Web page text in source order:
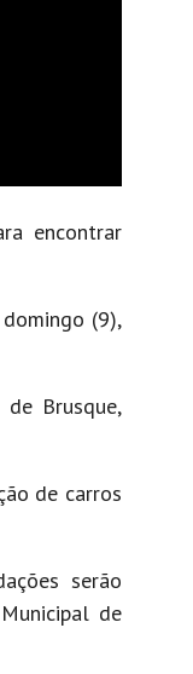
encontrar
(9),
Brusque,
de carros
serão
de